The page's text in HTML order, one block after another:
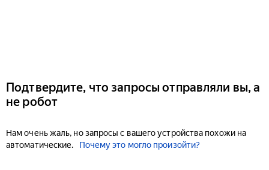
Подтвердите, что запросы отправляли вы, а
не робот
Нам очень жаль, но запросы с вашего устройства похожи на
автоматические.
Почему это могло произойти?